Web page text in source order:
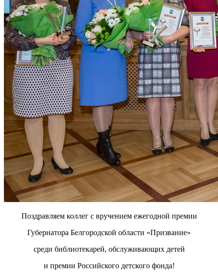
Поздравляем коллег с вручением ежегодной премии
Губернатора Белгородской области «Призвание»
среди библиотекарей, обслуживающих детей
и премии Российского детского фонда!